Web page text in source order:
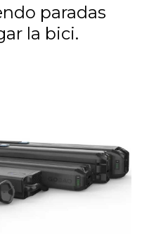
paradas
la bici.